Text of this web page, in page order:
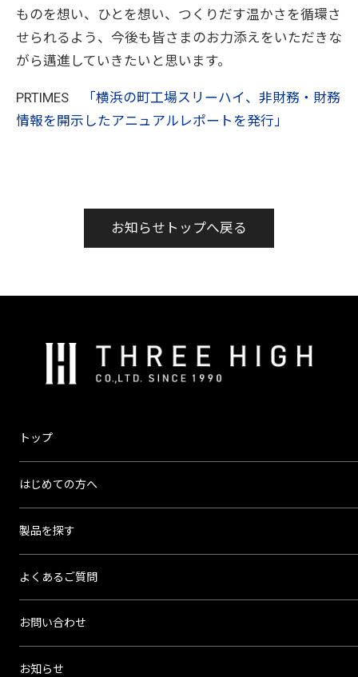
ものを想い、ひとを想い、つくりだす温かさを循環さ
せられるよう、今後も皆さまのお力添えをいただきな
がら邁進していきたいと思います。
PRTIMES
「横浜の町工場スリーハイ、非財務・財務
情報を開示したアニュアルレポートを発行」
お知らせトップへ戻る
ス
ハ
イ
トップ
はじめての方へ
製品を探す
よくあるご質問
お問い合わせ
お知らせ